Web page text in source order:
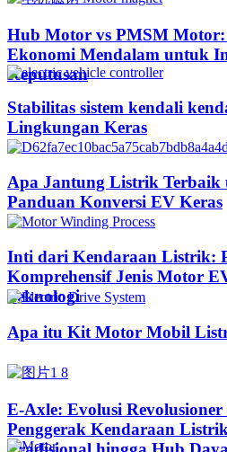
Hub Motor vs PMSM Motor:
Ekonomi Mendalam untuk
Keputusan
Stabilitas sistem kendali
Lingkungan Keras
Apa Jantung Listrik
Panduan Konversi EV Keras
Inti dari Kendaraan Listrik:
Komprehensif Jenis Motor
Teknologi
Apa itu Kit Motor Mobil
E-Axle: Evolusi
Penggerak Kendaraan